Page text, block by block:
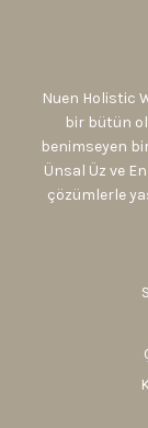
Nuen Holistic
bir bütün
benimseyen
Ünsal Üz ve
çözümlerle